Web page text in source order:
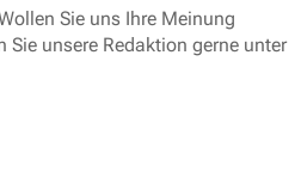
Sie uns Ihre Meinung
unsere Redaktion gerne unter